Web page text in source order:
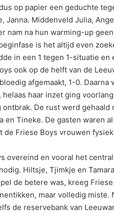
op papier een geduchte
Janna. Middenveld Julia,
nam na hun warming-up
is het altijd even
in een 1 tegen 1-situatie
ook op de helft van de
afgemaakt, 1-0. Daarna
haar inzet ging
De rust werd
en Tineke. De gasten waren
de Friese Boys vrouwen
overeind en vooral het
Hiltsje, Tjimkje en
de betere was, kreeg
maar volledig
de reservebank van